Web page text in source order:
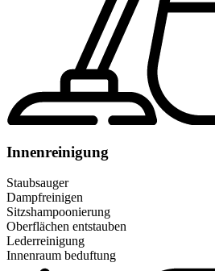
Innenreinigung
Staubsauger
Dampfreinigen
Sitzshampoonierung
Oberflächen entstauben
Lederreinigung
Innenraum beduftung